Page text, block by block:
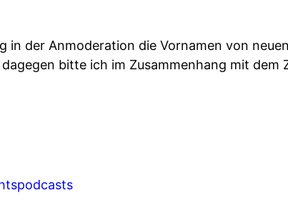
in der Anmoderation die Vornamen von
bitte ich im Zusammenhang mit dem